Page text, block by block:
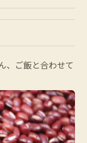
、ご飯と合わせて